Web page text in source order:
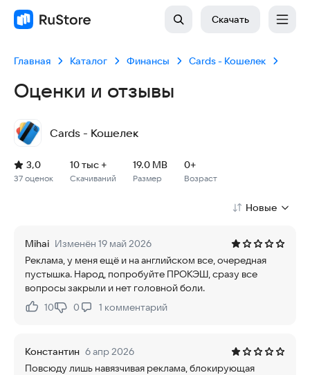
Скачать
Главная Каталог Финансы Cards - Кошелек
Оценки и отзывы
Cards - Кошелек
Рейтинг: 3,0, 37 оценок
Скачиваний: 10 тыс +
Размер файла: 19.0 MB
Возрастное ограничение: 19.0 MB
37 оценок
3,0
Скачиваний
10 тыс +
Размер
19.0 MB
Возраст
0+
Новые
Mihai Изменён 19 май 2026
Реклама, у меня ещё и на английском все, очередная
пустышка. Народ, попробуйте ПРОКЭШ, сразу все
вопросы закрыли и нет головной боли.
Нравится:
10Не нравится:
0 1 комментарий
Константин 6 апр 2026
Повсюду лишь навязчивая реклама, блокирующая